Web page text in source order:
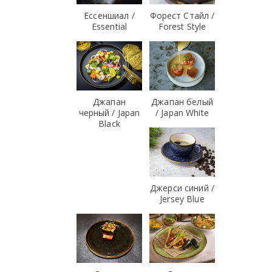
Ессеншиал /
Essential
Форест Стайл /
Forest Style
Джапан
черный / Japan
Black
Джапан белый
/ Japan White
Джерси синий /
Jersey Blue